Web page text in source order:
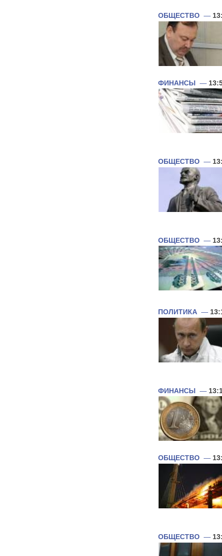
ОБЩЕСТВО —
ФИНАНСЫ —
ОБЩЕСТВО —
ОБЩЕСТВО —
ПОЛИТИКА —
ФИНАНСЫ —
ОБЩЕСТВО —
ОБЩЕСТВО —